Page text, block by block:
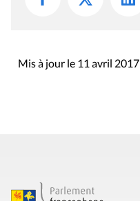
Mis à jour le 11 avril 2017